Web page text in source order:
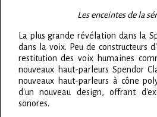
Les enceintes de la
La plus grande révélation dans la
dans la voix. Peu de constructeurs
restitution des voix humaines
nouveaux haut-parleurs Spendor
nouveaux haut-parleurs à cône
d'un nouveau design, offrant
sonores.